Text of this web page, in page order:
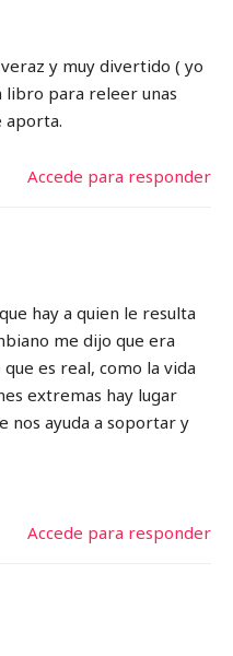
y muy divertido ( yo
libro para releer unas
aporta.
Accede para responder
hay a quien le resulta
me dijo que era
es real, como la vida
extremas hay lugar
nos ayuda a soportar y
Accede para responder